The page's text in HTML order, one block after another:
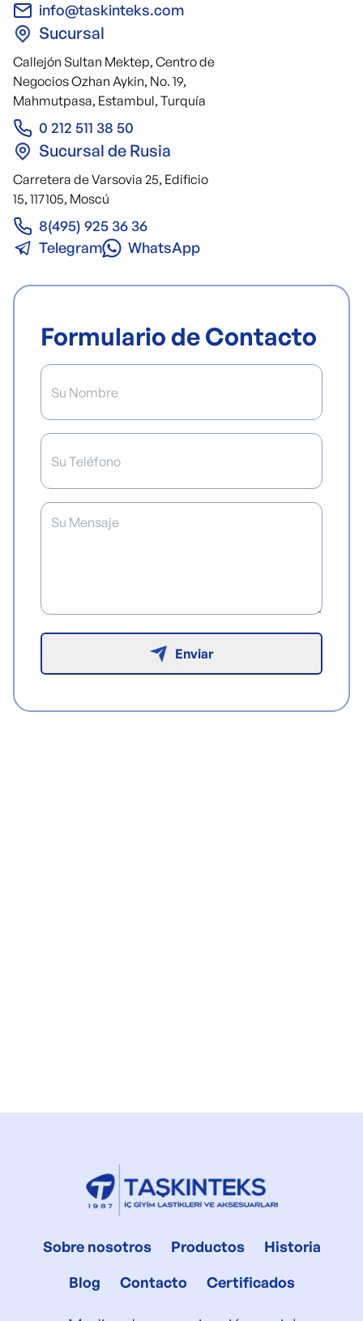
info@taskinteks.com
Sucursal
Callejón Sultan Mektep, Centro de
Negocios Ozhan Aykin, No. 19,
Mahmutpasa, Estambul, Turquía
0 212 511 38 50
Sucursal de Rusia
Carretera de Varsovia 25, Edificio
15, 117105, Moscú
8(495) 925 36 36
Telegram
WhatsApp
Formulario de Contacto
Enviar
Sobre nosotros Productos
Historia
Blog
Contacto Certificados